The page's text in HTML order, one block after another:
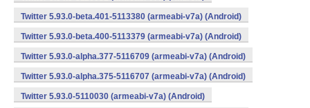
Twitter 5.93.0-beta.401-5113380 (armeabi-v7a) (Android)
Twitter 5.93.0-beta.400-5113379 (armeabi-v7a) (Android)
Twitter 5.93.0-alpha.377-5116709 (armeabi-v7a) (Android)
Twitter 5.93.0-alpha.375-5116707 (armeabi-v7a) (Android)
Twitter 5.93.0-5110030 (armeabi-v7a) (Android)